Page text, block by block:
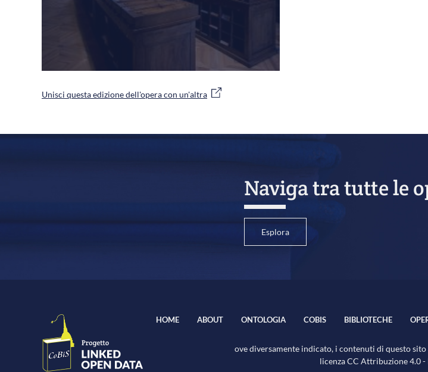
Unisci questa edizione dell'opera con un'altra
Naviga tra tutte le
Esplora
HOME ABOUT ONTOLOGIA COBIS BIBLIOTECHE
ove diversamente indicato, i contenuti di questo
licenzaCC Attribuzione 4.0-